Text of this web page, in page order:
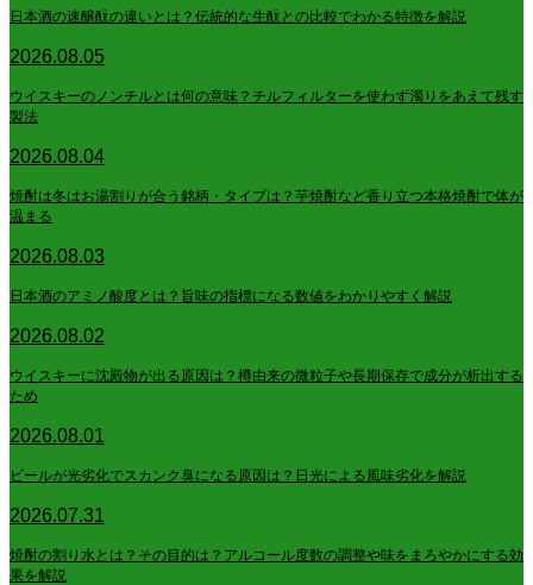
日本酒の速醸酛の違いとは？伝統的な生酛との比較でわかる特徴を解説
2026.08.05
ウイスキーのノンチルとは何の意味？チルフィルターを使わず濁りをあえて残す
製法
2026.08.04
焼酎は冬はお湯割りが合う銘柄・タイプは？芋焼酎など香り立つ本格焼酎で体が
温まる
2026.08.03
日本酒のアミノ酸度とは？旨味の指標になる数値をわかりやすく解説
2026.08.02
ウイスキーに沈殿物が出る原因は？樽由来の微粒子や長期保存で成分が析出する
ため
2026.08.01
ビールが光劣化でスカンク臭になる原因は？日光による風味劣化を解説
2026.07.31
焼酎の割り水とは？その目的は？アルコール度数の調整や味をまろやかにする効
果を解説